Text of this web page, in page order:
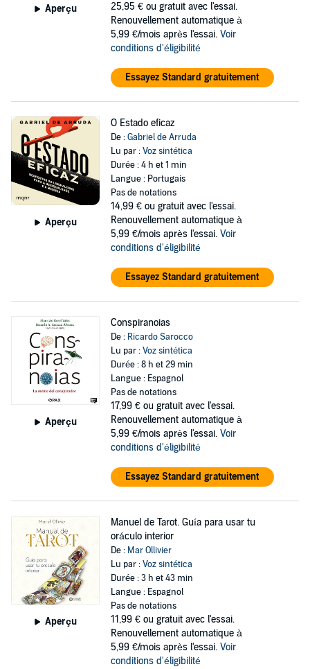
Aperçu 25,95 € ou gratuit avec l'essai.
Renouvellement automatique à
5,99 €/mois après l'essai. Voir
conditions d'éligibilité
Essayez Standard gratuitement
Aperçu
O Estado eficaz
De :Gabriel de Arruda
Lu par :Voz sintética
Durée : 4 h et 1 min
Langue : Portugais
Pas de notations
14,99 € ou gratuit avec l'essai.
Renouvellement automatique à
5,99 €/mois après l'essai. Voir
conditions d'éligibilité
Essayez Standard gratuitement
Aperçu
Conspiranoias
De : Ricardo Sarocco
Lu par :Voz sintética
Durée : 8 h et 29 min
Langue : Espagnol
Pas de notations
17,99 € ou gratuit avec l'essai.
Renouvellement automatique à
5,99 €/mois après l'essai. Voir
conditions d'éligibilité
Essayez Standard gratuitement
Aperçu
Manuel de Tarot. Guía para usar tu
oráculo interior
De : Mar Ollivier
Lu par :Voz sintética
Durée : 3 h et 43 min
Langue : Espagnol
Pas de notations
11,99 € ou gratuit avec l'essai.
Renouvellement automatique à
5,99 €/mois après l'essai. Voir
conditions d'éligibilité